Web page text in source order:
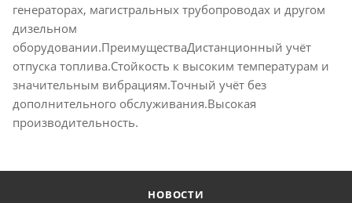
генераторах, магистральных трубопроводах и другом
дизельном
оборудовании.ПреимуществаДистанционный учёт
отпуска топлива.Стойкость к высоким температурам и
значительным вибрациям.Точный учёт без
дополнительного обслуживания.Высокая
производительность.
НОВОСТИ